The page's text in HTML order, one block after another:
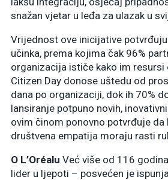
snažan vjetar u leđa za ulazak u
Vrijednost ove inicijative
učinka, prema kojima čak 96%
organizacija ističe kako im resursi
Citizen Day donose uštedu od
dana po organizaciji, dok ih 70%
lansiranje potpuno novih,
ovim činom ponovno potvrđuje da
društvena empatija moraju rasti
O L’Oréalu Već više od 116
lider u ljepoti – posvećen je